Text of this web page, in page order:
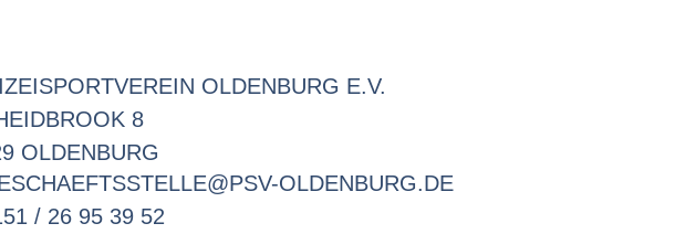
OLDENBURG E.V.
8
OLDENBURG
OLDENBURG.DE
/ 26 95 39 52